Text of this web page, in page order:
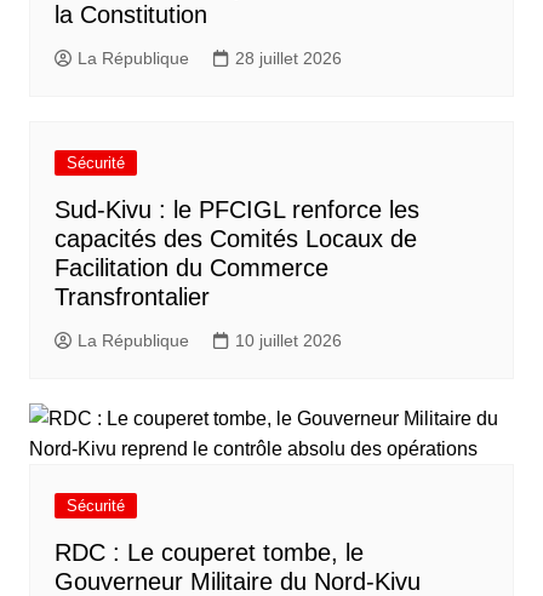
la Constitution
La République 28 juillet 2026
Sécurité
Sud-Kivu : le PFCIGL renforce les
capacités des Comités Locaux de
Facilitation du Commerce
Transfrontalier
La République 10 juillet 2026
Sécurité
RDC : Le couperet tombe, le
Gouverneur Militaire du Nord-Kivu